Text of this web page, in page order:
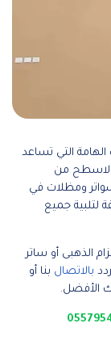
التي تساعد
من
ومظلات في
لتلبية جميع
الذهبى أو ساتر
بالاتصال بنا أو
الأفضل.